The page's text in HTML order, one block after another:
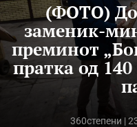
(ФОТО)
заменик-
преминот
пратка од
360степени |